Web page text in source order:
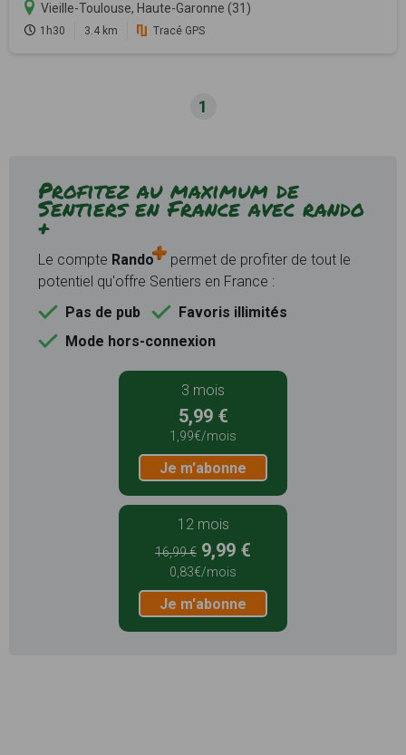
Vieille-Toulouse, Haute-Garonne (31)
1h30 3.4 km Tracé GPS
1
Profitez au maximum de
Sentiers en France avec rando
+
Le compte Rando
permet de profiter de tout le
potentiel qu'offre Sentiers en France :
Pas de pub
Favoris illimités
Mode hors-connexion
3 mois
5,99 €
1,99€/mois
Je m'abonne
12 mois
16,99 € 9,99 €
0,83€/mois
Je m'abonne